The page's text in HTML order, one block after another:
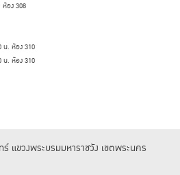
อง 308
น. ห้อง 310
น. ห้อง 310
แขวงพระบรมมหาราชวัง เขตพระนคร